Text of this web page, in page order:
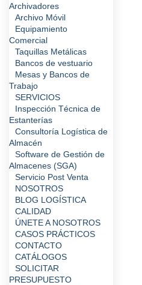
Archivadores
Archivo Móvil
Equipamiento
Comercial
Taquillas Metálicas
Bancos de vestuario
Mesas y Bancos de
Trabajo
SERVICIOS
Inspección Técnica de
Estanterías
Consultoría Logística de
Almacén
Software de Gestión de
Almacenes (SGA)
Servicio Post Venta
NOSOTROS
BLOG LOGÍSTICA
CALIDAD
ÚNETE A NOSOTROS
CASOS PRÁCTICOS
CONTACTO
CATÁLOGOS
SOLICITAR
PRESUPUESTO